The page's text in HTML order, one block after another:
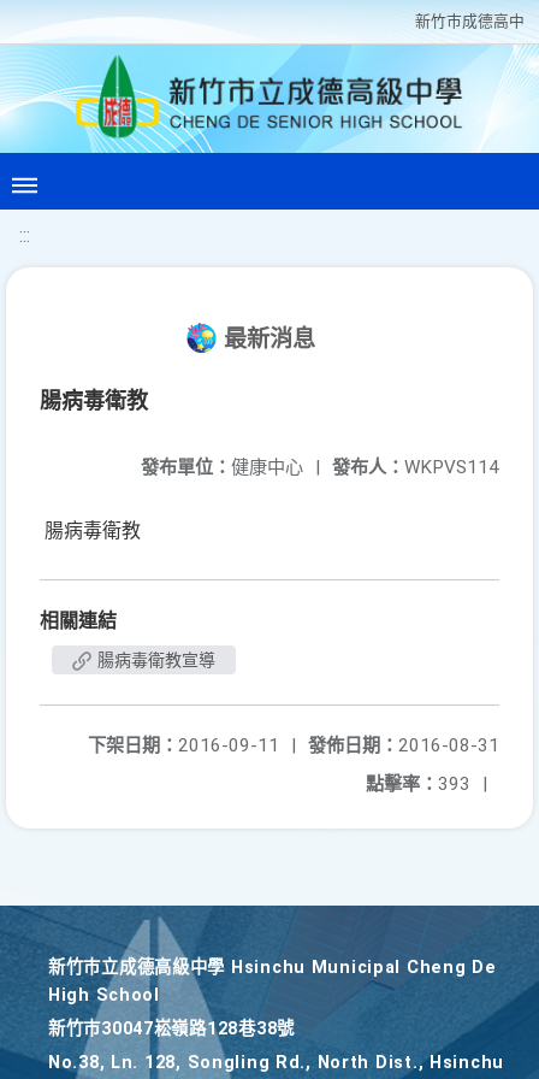
新竹巿成德高中
:::
最新消息
腸病毒衛教
發布人： WKPVS114
發布單位： 健康中心 |
腸病毒衛教
相關連結
腸病毒衛教宣導
發佈日期： 2016-08-31
下架日期： 2016-09-11
|
點擊率： 393 |
新竹巿立成德高級中學 Hsinchu Municipal Cheng De
High School
新竹巿30047崧嶺路128巷38號
No.38, Ln. 128, Songling Rd., North Dist., Hsinchu